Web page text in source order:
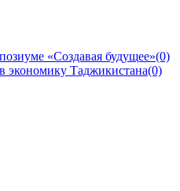
«Создавая будущее»(0)
экономику Таджикистана(0)